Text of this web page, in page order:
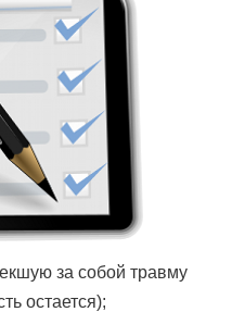
за собой травму
остается);